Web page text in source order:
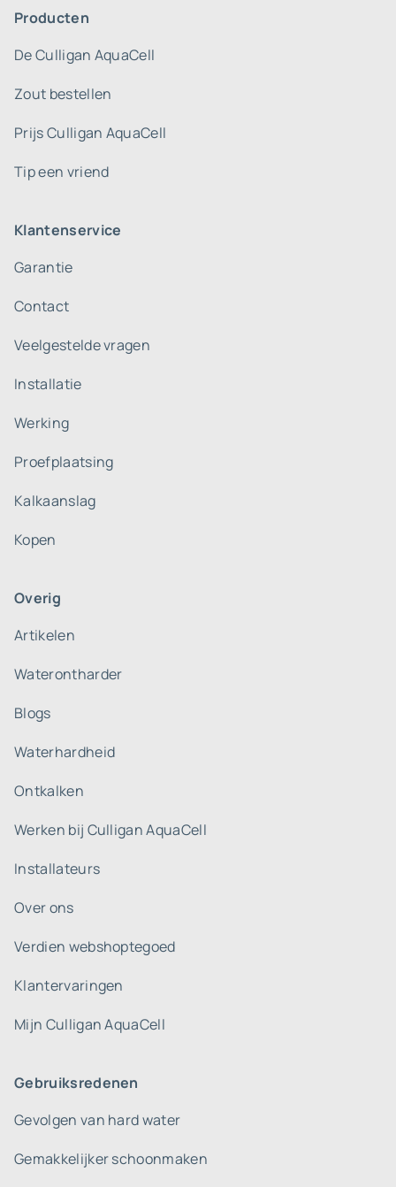
Producten
De Culligan AquaCell
Zout bestellen
Prijs Culligan AquaCell
Tip een vriend
Klantenservice
Garantie
Contact
Veelgestelde vragen
Installatie
Werking
Proefplaatsing
Kalkaanslag
Kopen
Overig
Artikelen
Waterontharder
Blogs
Waterhardheid
Ontkalken
Werken bij Culligan AquaCell
Installateurs
Over ons
Verdien webshoptegoed
Klantervaringen
Mijn Culligan AquaCell
Gebruiksredenen
Gevolgen van hard water
Gemakkelijker schoonmaken